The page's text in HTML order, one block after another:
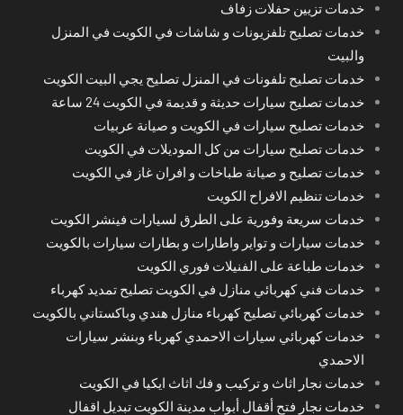
خدمات تزيين حفلات زفاف
خدمات تصليح تلفزيونات و شاشات في الكويت في المنزل
والبيت
خدمات تصليح تلفونات في المنزل تصليح يجي البيت الكويت
خدمات تصليح سيارات حديثة و قديمة في الكويت 24 ساعة
خدمات تصليح سيارات في الكويت و صيانة عربيات
خدمات تصليح سيارات من كل الموديلات في الكويت
خدمات تصليح و صيانة طباخات و افران غاز في الكويت
خدمات تنظيم الافراح الكويت
خدمات سريعة وفورية على الطرق لسيارات فينشر الكويت
خدمات سيارات و تواير واطارات و بطارات سيارات بالكويت
خدمات طباعة على الفنيلات فوري الكويت
خدمات فني كهربائي منازل في الكويت تصليح تمديد كهرباء
خدمات كهربائي تصليح كهرباء منازل هندي وباكستاني بالكويت
خدمات كهربائي سيارات الاحمدي كهرباء وبنشر سيارات
الاحمدي
خدمات نجار اثاث و تركيب و فك اثاث ايكيا في الكويت
خدمات نجار فتح أقفال أبواب مدينة الكويت تبديل اقفال